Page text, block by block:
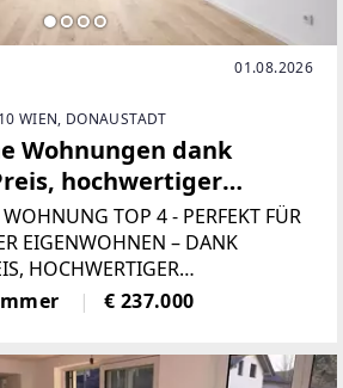
01.08.2026
WIEN, DONAUSTADT
Wohnungen dank
hochwertiger
seltene Kombination
Investmentpotenzial.
– PENTHOUSE &
– ERSTBEZUG
TOP 4 - PERFEKT FÜR
EIGENWOHNEN – DANK
HOCHWERTIGER
4 FRANZÖSISCHEN BALKONEN.
AUS STIL, LAGE UND
€ 237.000